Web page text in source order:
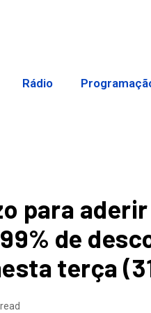
Rádio
para
de
terça